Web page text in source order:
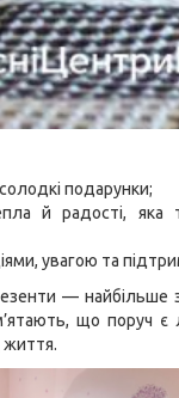
подарунки;
й радості, яка
увагою та
— найбільше
що поруч є
життя.